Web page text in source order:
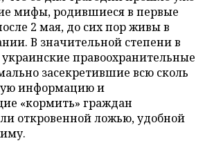
мифы, родившиеся в первые
2 мая, до сих пор живы в
В значительной степени в
правоохранительные
засекретившие всю сколь
информацию и
«кормить» граждан
откровенной ложью, удобной